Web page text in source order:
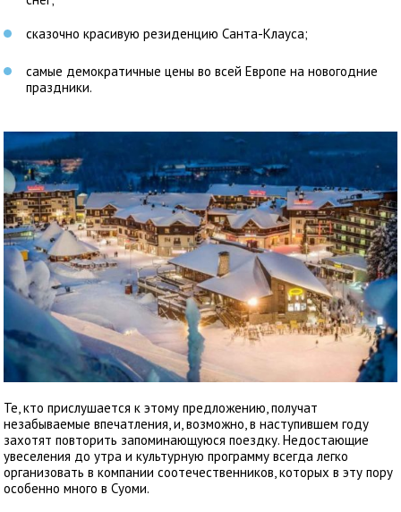
сказочно красивую резиденцию Санта-Клауса;
самые демократичные цены во всей Европе на новогодние
праздники.
Те, кто прислушается к этому предложению, получат
незабываемые впечатления, и, возможно, в наступившем году
захотят повторить запоминающуюся поездку. Недостающие
увеселения до утра и культурную программу всегда легко
организовать в компании соотечественников, которых в эту пору
особенно много в Суоми.